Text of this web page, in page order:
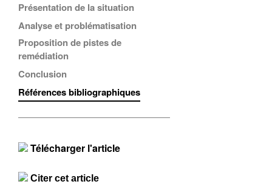
Présentation de la situation
Analyse et problématisation
Proposition de pistes de
remédiation
Conclusion
Références bibliographiques
Télécharger l'article
Citer cet article